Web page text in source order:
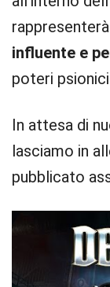
rappresenterà
influente e
poteri
In attesa di
lasciamo in
pubblicato